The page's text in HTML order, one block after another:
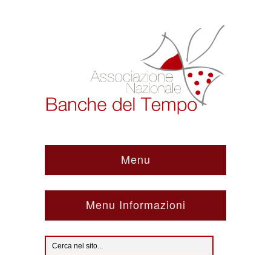
Menu
Menu Informazioni